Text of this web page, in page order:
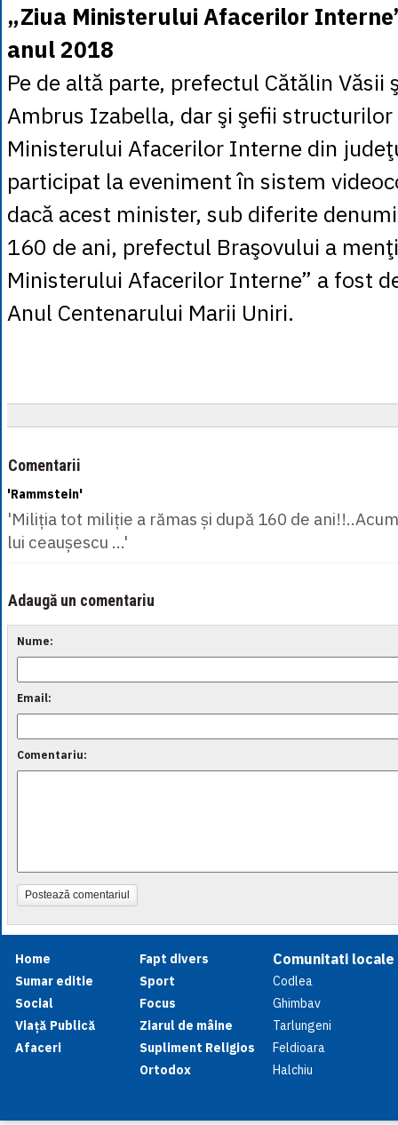
„Ziua Ministerului Afacerilor
anul 2018
Pe de altă parte, prefectul Cătălin Văsii
Ambrus Izabella, dar şi şefii
Ministerului Afacerilor Interne din
participat la eveniment în sistem
dacă acest minister, sub diferite
160 de ani, prefectul Braşovului a
Ministerului Afacerilor Interne” a fost
Anul Centenarului Marii Uniri.
Comentarii
'Rammstein'
'Miliția tot miliție a rămas și după 160 de
lui ceaușescu ...'
Adaugă un comentariu
Nume:
Email:
Comentariu:
Postează comentariul
Home
Sumar editie
Social
Viață Publică
Afaceri
Fapt divers
Sport
Focus
Ziarul de mâine
Supliment Religios
Ortodox
Comunitati locale
Codlea
Ghimbav
Tarlungeni
Feldioara
Halchiu